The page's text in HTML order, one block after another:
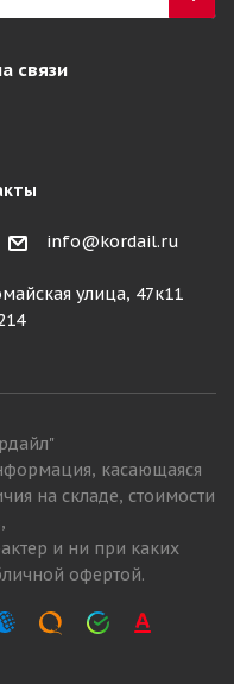
связи
info@kordail.ru
улица, 47к11
касающаяся
на складе, стоимости
и ни при каких
офертой.